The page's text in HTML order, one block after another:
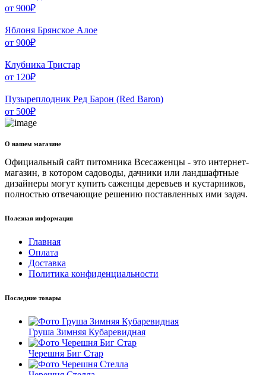
от 900₽
Яблоня Брянское Алое
от 900₽
Клубника Тристар
от 120₽
Пузыреплодник Ред Барон (Red Baron)
от 500₽
О нашем магазине
Официальный сайт питомника Всесаженцы - это интернет-
магазин, в котором садоводы, дачники или ландшафтные
дизайнеры могут купить саженцы деревьев и кустарников,
полностью отвечающие решению поставленных ими задач.
Полезная информация
Главная
Оплата
Доставка
Политика конфиденциальности
Последние товары
Груша Зимняя Кубаревидная
Черешня Биг Стар